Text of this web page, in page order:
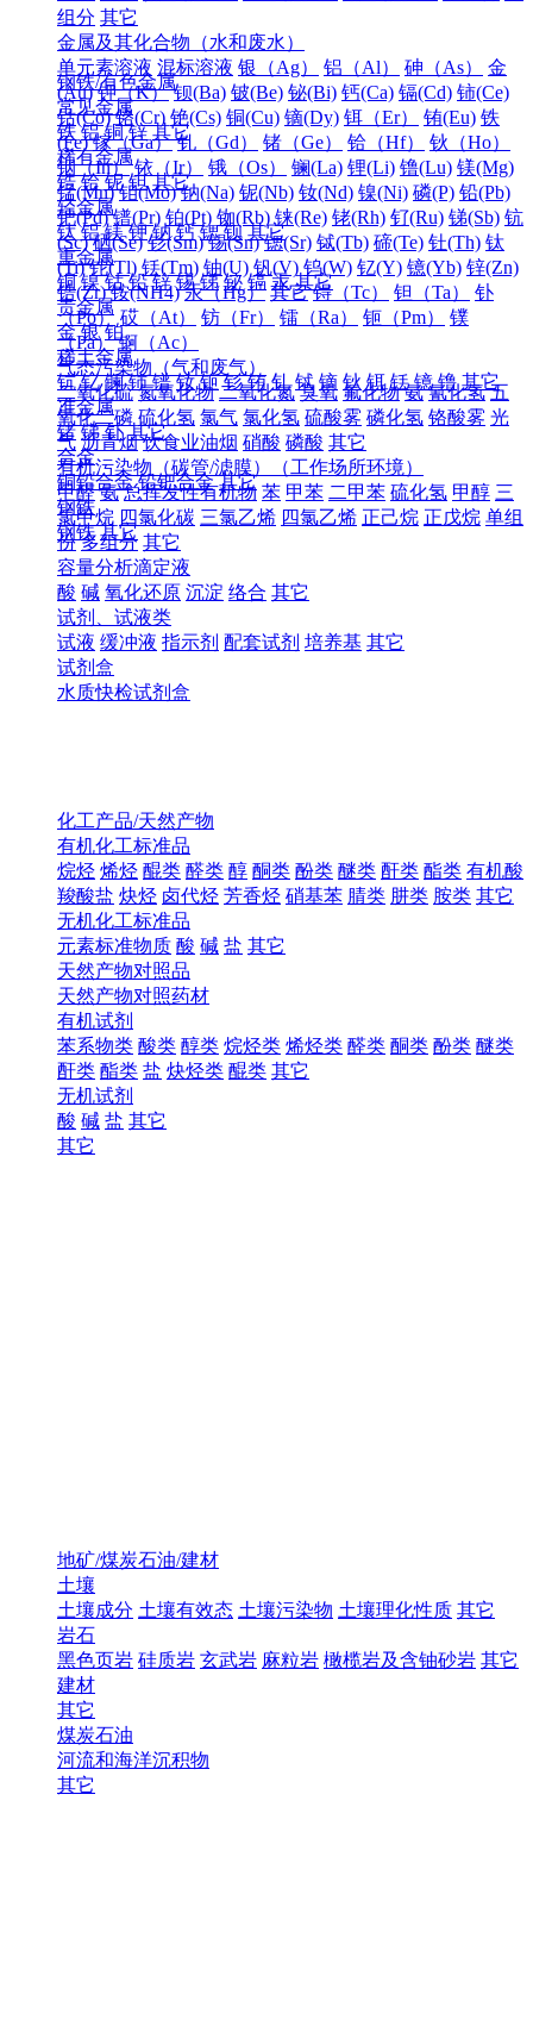
组分 其它
金属及其化合物（水和废水）
单元素溶液 混标溶液 银（Ag） 铝（Al） 砷（As）
金
(Au) 钾（K） 钡(Ba) 铍(Be) 铋(Bi) 钙(Ca) 镉(Cd) 铈(Ce)
钴(Co) 铬(Cr) 铯(Cs) 铜(Cu) 镝(Dy) 铒（Er） 铕(Eu) 铁
(Fe) 镓（Ga） 钆（Gd） 锗（Ge） 铪（Hf）
钬（Ho）
铟（In） 铱（Ir） 锇（Os） 镧(La) 锂(Li) 镥(Lu) 镁(Mg)
锰(Mn) 钼(Mo) 钠(Na) 铌(Nb) 钕(Nd) 镍(Ni) 磷(P) 铅(Pb)
钯(Pd) 镨(Pr) 铂(Pt) 铷(Rb) 铼(Re) 铑(Rh) 钌(Ru) 锑(Sb) 钪
(Sc) 硒(Se) 钐(Sm) 锡(Sn) 锶(Sr) 铽(Tb) 碲(Te) 钍(Th) 钛
(Ti) 铊(Tl) 铥(Tm) 铀(U) 钒(V) 钨(W) 钇(Y) 镱(Yb) 锌(Zn)
锆(Zr) 铵(NH4) 汞（Hg） 其它 锝（Tc） 钽（Ta）
钋
（Po） 砹（At） 钫（Fr） 镭（Ra） 钷（Pm）
镤
（Pa） 锕（Ac）
气态污染物（气和废气）
二氧化硫 氮氧化物 二氧化氮 臭氧 氟化物 氨 氰化氢 五
氧化二磷 硫化氢 氯气 氯化氢 硫酸雾 磷化氢 铬酸雾 光
气 沥青烟 饮食业油烟 硝酸 磷酸 其它
有机污染物（碳管/滤膜）（工作场所环境）
甲醛 氨 总挥发性有机物 苯 甲苯 二甲苯 硫化氢 甲醇 三
氯甲烷 四氯化碳 三氯乙烯 四氯乙烯 正己烷 正戊烷 单组
份 多组分 其它
容量分析滴定液
酸 碱 氧化还原 沉淀 络合 其它
试剂、试液类
试液 缓冲液 指示剂 配套试剂 培养基 其它
试剂盒
水质快检试剂盒
钢铁/有色金属
常见金属
铁 铝 铜 锌 其它
稀有金属
锆 铪 铌 钽 其它
轻金属
钛 铝 镁 钾 钠 钙 锶 钡 其它
重金属
铜 镍 钴 铅 锌 锡 锑 铋 镉 汞 其它
贵金属
金 银 铂
稀土金属
钪 钇 镧 铈 镨 钕 钷 钐 铕 钆 铽 镝 钬 铒 铥 镱 镥 其它
准金属
锗 锑 钋 其它
合金
铜铅合金 铅钯合金 其它
钢铁
钢铁 其它
化工产品/天然产物
有机化工标准品
烷烃 烯烃 醌类 醛类 醇 酮类 酚类 醚类 酐类 酯类 有机酸
羧酸盐 炔烃 卤代烃 芳香烃 硝基苯 腈类 肼类 胺类 其它
无机化工标准品
元素标准物质 酸 碱 盐 其它
天然产物对照品
天然产物对照药材
有机试剂
苯系物类 酸类 醇类 烷烃类 烯烃类 醛类 酮类 酚类 醚类
酐类 酯类 盐 炔烃类 醌类 其它
无机试剂
酸 碱 盐 其它
其它
地矿/煤炭石油/建材
土壤
土壤成分 土壤有效态 土壤污染物 土壤理化性质 其它
岩石
黑色页岩 硅质岩 玄武岩 麻粒岩 橄榄岩及含铀砂岩 其它
建材
其它
煤炭石油
河流和海洋沉积物
其它